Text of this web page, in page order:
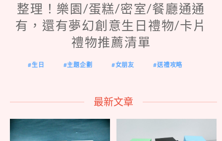
整理！樂園/蛋糕/密室/餐廳通通
有，還有夢幻創意生日禮物/卡片
禮物推薦清單
生日 主題企劃 女朋友 送禮攻略
最新文章